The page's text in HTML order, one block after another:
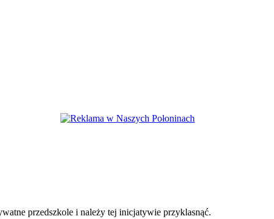
przedszkole i należy tej inicjatywie przyklasnąć.